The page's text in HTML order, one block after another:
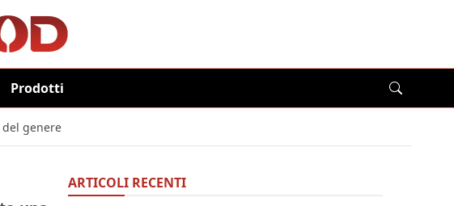
Prodotti
genere
ARTICOLI RECENTI